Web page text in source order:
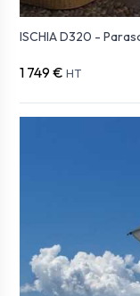
ISCHIA D320 -
1 749 € HT